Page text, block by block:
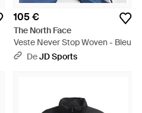
105 €
The North Face
Veste Never Stop Woven - Bleu
DeJD Sports